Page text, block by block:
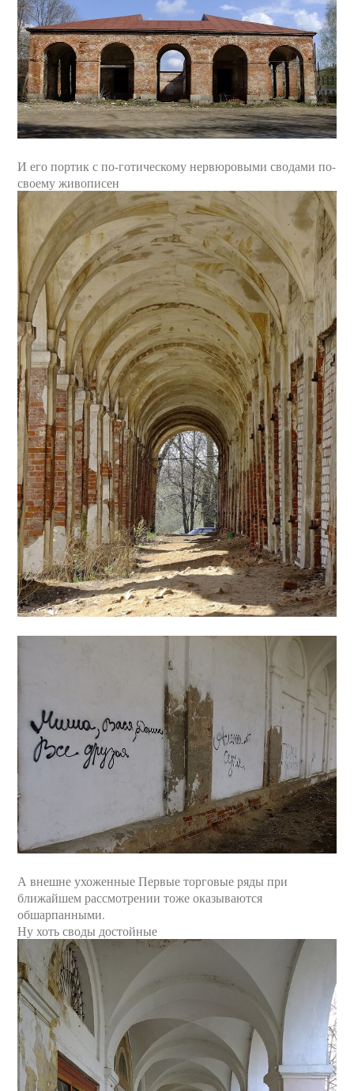
И его портик с по-готическому нервюровыми сводами по-
своему живописен
А внешне ухоженные Первые торговые ряды при
ближайшем рассмотрении тоже оказываются
обшарпанными.
Ну хоть своды достойные